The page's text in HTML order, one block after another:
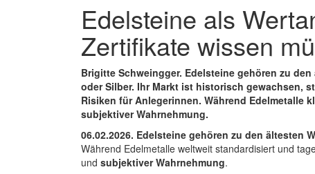
Edelsteine als
Zertifikate wissen
Brigitte Schweingger. Edelsteine gehören zu
oder Silber. Ihr Markt ist historisch gewachsen,
Risiken für Anlegerinnen. Während Edelmetalle
subjektiver Wahrnehmung.
06.02.2026. Edelsteine gehören zu den ältesten
Während Edelmetalle weltweit standardisiert und
und subjektiver Wahrnehmung.